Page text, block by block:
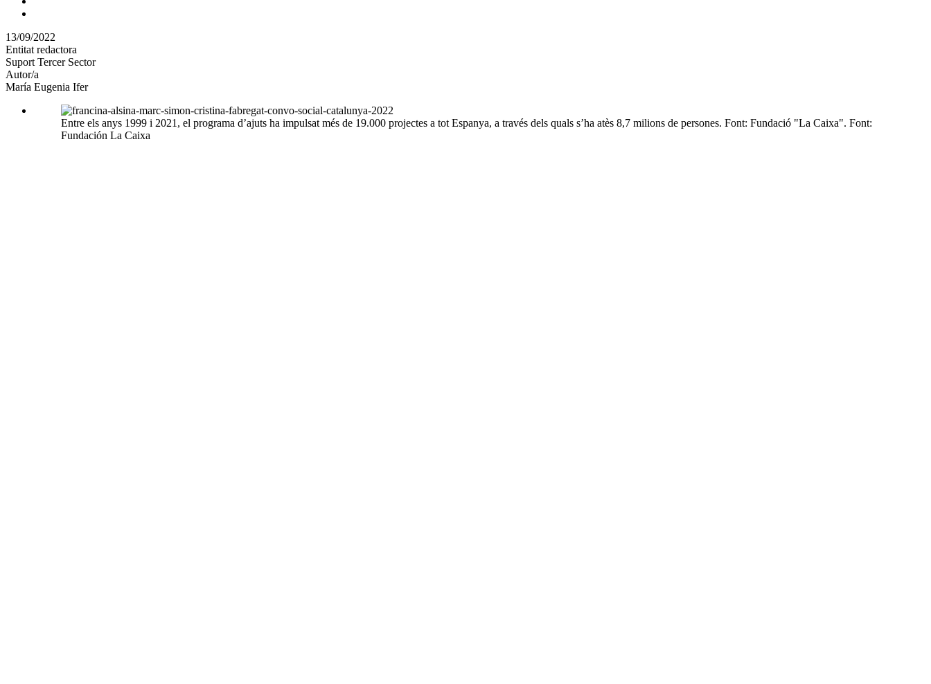
altres
xarxes
socials
13/09/2022
Entitat redactora
Suport Tercer Sector
Autor/a
María Eugenia Ifer
Entre els anys 1999 i 2021, el programa d’ajuts ha impulsat més de 19.000 projectes a tot Espanya, a través dels quals s’ha atès 8,7 milions de persones. Font: Fundació "La Caixa". Font:
Fundación La Caixa